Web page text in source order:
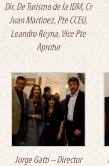
Dir. De Turismo de la IDM, Cr
Juan Martinez, Pte CCEU,
Leandro Reyna, Vice Pte
Aprotur
Jorge Gatti – Director